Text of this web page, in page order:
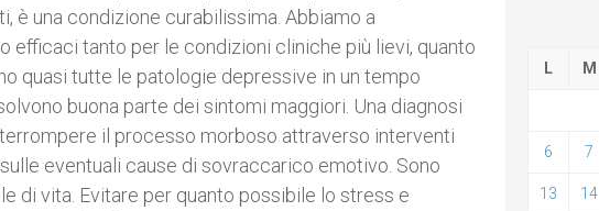
è una condizione curabilissima. Abbiamo a
tanto per le condizioni cliniche più lievi, quanto
quasi tutte le patologie depressive in un tempo
buona parte dei sintomi maggiori. Una diagnosi
il processo morboso attraverso interventi
eventuali cause di sovraccarico emotivo. Sono
di vita. Evitare per quanto possibile lo stress e
L M
6 7
13 14